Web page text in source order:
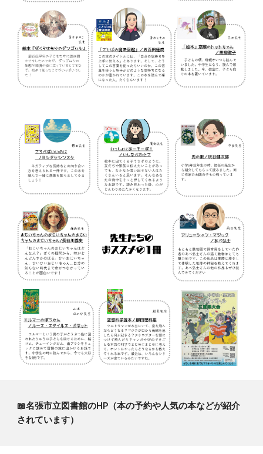
📖名張市立図書館のHP（本の予約や人気の本などが紹介
されています）